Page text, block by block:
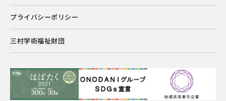
プライバシーポリシー
三村学術福祉財団